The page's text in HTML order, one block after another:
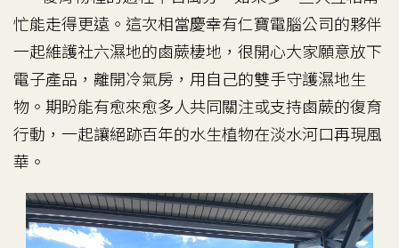
忙能走得更遠。這次相當慶幸有仁寶電腦公司的夥伴
一起維護社六濕地的鹵蕨棲地，很開心大家願意放下
電子產品，離開冷氣房，用自己的雙手守護濕地生
物。期盼能有愈來愈多人共同關注或支持鹵蕨的復育
行動，一起讓絕跡百年的水生植物在淡水河口再現風
華。